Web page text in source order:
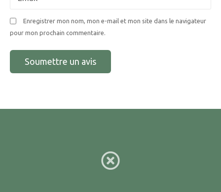
Enregistrer mon nom, mon e-mail et mon site dans le navigateur
pour mon prochain commentaire.